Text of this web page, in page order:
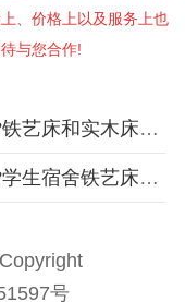
、价格上以及服务上也
与您合作!
实木床哪个更环保?
舍铁艺床耐用吗?
号